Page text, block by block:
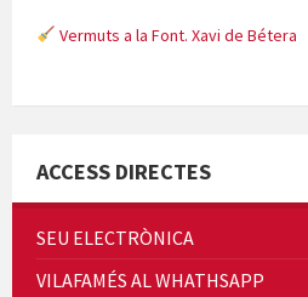
Vermuts a la Font. Xavi de Bétera
Quintà Culroja
ACCESS DIRECTES
SEU ELECTRÒNICA
VILAFAMÉS AL WHATHSAPP